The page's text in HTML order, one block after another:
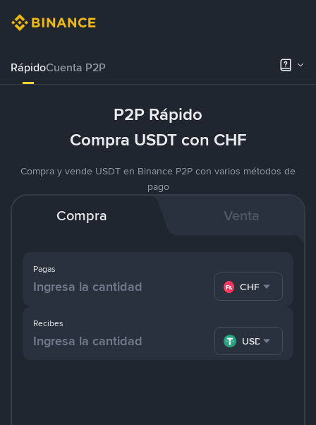
RápidoCuenta P2P
P2P Rápido
Compra USDT con CHF
Compra y vende USDT en Binance P2P con varios métodos de
pago
Compra Venta
Pagas
CHF
Recibes
USDT